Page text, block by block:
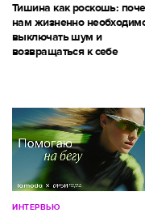
Тишина как роскошь:
нам жизненно
выключать шум и
возвращаться к себе
ИНТЕРВЬЮ